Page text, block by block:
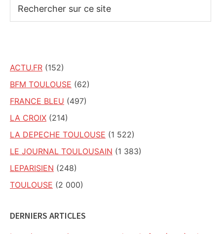
sur
ACTU.FR (152)
BFM TOULOUSE (62)
FRANCE BLEU (497)
LA CROIX (214)
LA DEPECHE TOULOUSE (1 522)
LE JOURNAL TOULOUSAIN (1 383)
LEPARISIEN (248)
TOULOUSE (2 000)
DERNIERS ARTICLES